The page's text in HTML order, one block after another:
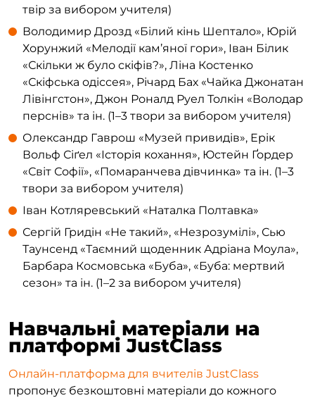
твір за вибором учителя)
Володимир Дрозд «Білий кінь Шептало», Юрій
Хорунжий «Мелодії кам’яної гори», Іван Білик
«Скільки ж було скіфів?», Ліна Костенко
«Скіфська одіссея», Річард Бах «Чайка Джонатан
Лівінгстон», Джон Роналд Руел Толкін «Володар
перснів» та ін. (1–3 твори за вибором учителя)
Олександр Гаврош «Музей привидів», Ерік
Вольф Сіґел «Історія кохання», Юстейн Ґордер
«Світ Софії», «Помаранчева дівчинка» та ін. (1–3
твори за вибором учителя)
Іван Котляревський «Наталка Полтавка»
Сергій Гридін «Не такий», «Незрозумілі», Сью
Таунсенд «Таємний щоденник Адріана Моула»,
Барбара Космовська «Буба», «Буба: мертвий
сезон» та ін. (1–2 за вибором учителя)
Навчальні матеріали на
платформі JustClass
Онлайн-платформа для вчителів JustClass
пропонує безкоштовні матеріали до кожного